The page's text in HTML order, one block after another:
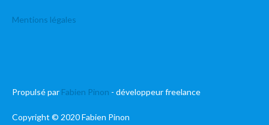
Mentions légales
Propulsé par Fabien Pinon - développeur freelance
Copyright © 2020 Fabien Pinon